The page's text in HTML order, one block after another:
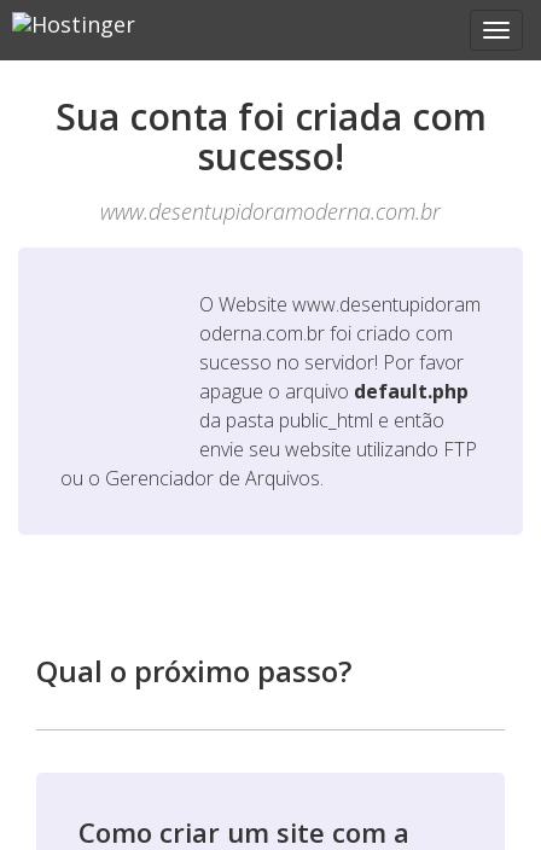
Sua conta foi criada com
sucesso!
www.desentupidoramoderna.com.br
O Website www.desentupidoram
oderna.com.brfoi criado com
sucesso no servidor! Por favor
apague o arquivo default.php
da pasta public_html e então
envie seu website utilizando FTP
ou o Gerenciador de Arquivos.
Qual o próximo passo?
Como criar um site com a